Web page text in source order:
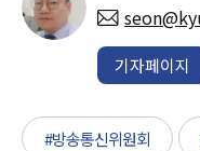
기자페이지
#방송통신위원회